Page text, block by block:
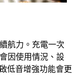
航力。充電一次
因使用情況、設
低音增強功能會更